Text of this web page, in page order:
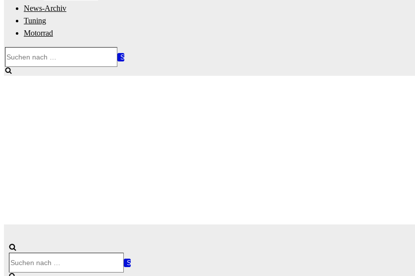
News-Archiv
Tuning
Motorrad
nach …
nach …